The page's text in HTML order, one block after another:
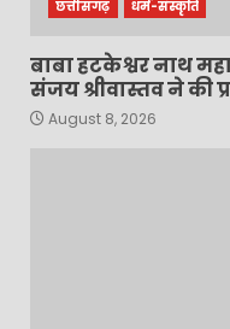
छत्तीसगढ़ धर्म-संस्कृति
बाबा हटकेश्वर नाथ
संजय श्रीवास्तव ने की
August 8, 2026